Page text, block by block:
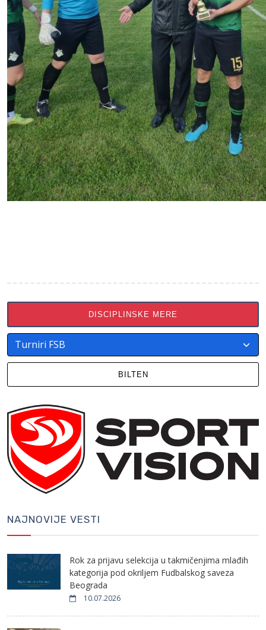
DISCIPLINSKE MERE
BILTEN
NAJNOVIJE VESTI
Rok za prijavu selekcija u takmičenjima mlađih
kategorija pod okriljem Fudbalskog saveza
Beograda
10.07.2026